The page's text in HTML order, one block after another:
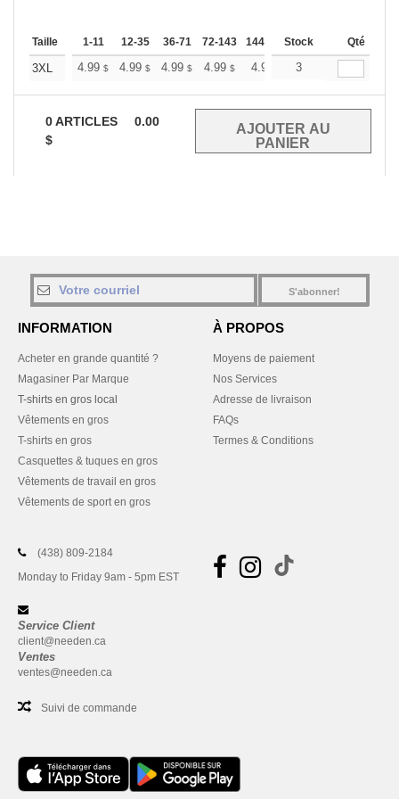
Taille 1-11 12-35 36-71 72-143 144-287 288 + Plus
Stock Qté
3XL 4.99 $ 4.99 $ 4.99 $ 4.99 $ 4.99 4.99
3
0ARTICLES
0.00
$
S'abonner!
INFORMATION
Acheter en grande quantité ?
Magasiner Par Marque
T-shirts en gros local
Vêtements en gros
T-shirts en gros
Casquettes & tuques en gros
Vêtements de travail en gros
Vêtements de sport en gros
À PROPOS
Moyens de paiement
Nos Services
Adresse de livraison
FAQs
Termes & Conditions
(438) 809-2184
Monday to Friday 9am - 5pm EST
Service Client
client@needen.ca
Ventes
ventes@needen.ca
Suivi de commande